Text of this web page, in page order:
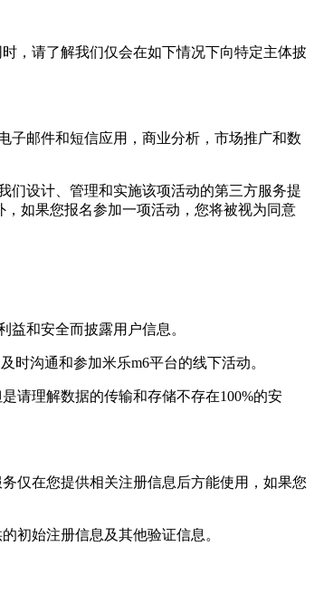
，请了解我们仅会在如下情况下向特定主体披
邮件和短信应用，商业分析，市场推广和数
设计、管理和实施该项活动的第三方服务提
如果您报名参加一项活动，您将被视为同意
和安全而披露用户信息。
沟通和参加米乐m6平台的线下活动。
请理解数据的传输和存储不存在100%的安
仅在您提供相关注册信息后方能使用，如果您
始注册信息及其他验证信息。